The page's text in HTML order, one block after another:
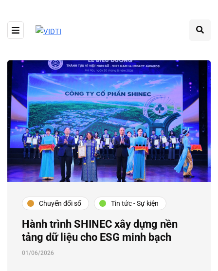
Chuyển đổi số Tin tức - Sự kiện
Hành trình SHINEC xây dựng nền
tảng dữ liệu cho ESG minh bạch
01/06/2026